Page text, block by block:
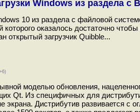
Windows из раздела с
10 из раздела с файловой
оказалось достаточно
открытый загрузчик Quibble...
моделью обновления,
Qt. Из специфичных для
Дистрибутив развивается с